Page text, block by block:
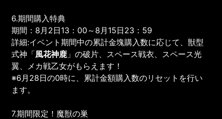
6.期間購入特典
期間：8月2日13：00～8月15日23：59
詳細:イベント期間中の累計金塊購入数に応じて、獣型
式神「風花神鹿 」の破片、スペース戦衣、スペース光
翼、メカ戦乙女がもらえます！
※6月28日の0時に、累計金額購入数のリセットを行い
ます。
7.期間限定！魔獣の巣